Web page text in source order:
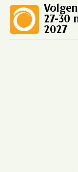
27-30
2027